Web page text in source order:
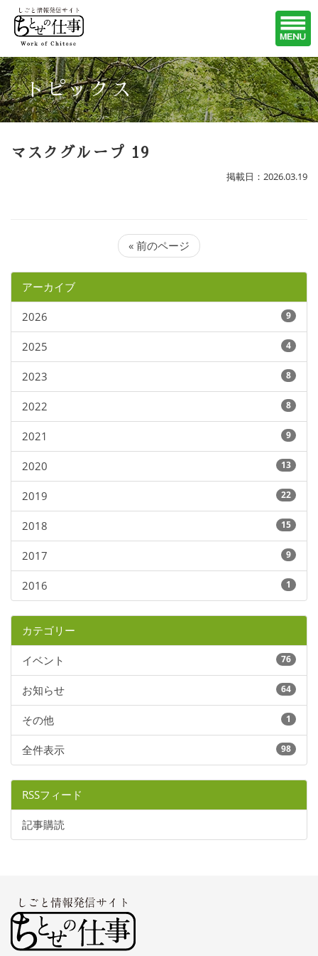
トピックス
マスクグループ 19
掲載日：2026.03.19
« 前のページ
アーカイブ
2026 9
2025 4
2023 8
2022 8
2021 9
2020 13
2019 22
2018 15
2017 9
2016 1
カテゴリー
イベント 76
お知らせ 64
その他 1
全件表示 98
RSSフィード
記事購読